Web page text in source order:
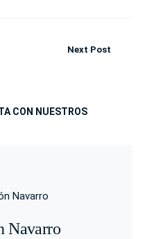
Next Post
CON NUESTROS
Navarro